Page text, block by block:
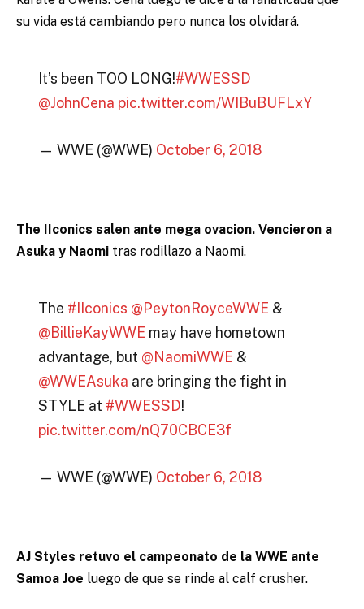
su vida está cambiando pero nunca los olvidará.
It’s been TOO LONG!#WWESSD
@JohnCena pic.twitter.com/WIBuBUFLxY
— WWE (@WWE) October 6, 2018
The IIconics salen ante mega ovacion. Vencieron a
Asuka y Naomi tras rodillazo a Naomi.
The #IIconics @PeytonRoyceWWE &
@BillieKayWWE may have hometown
advantage, but @NaomiWWE &
@WWEAsuka are bringing the fight in
STYLE at #WWESSD!
pic.twitter.com/nQ70CBCE3f
— WWE (@WWE) October 6, 2018
AJ Styles retuvo el campeonato de la WWE ante
Samoa Joe luego de que se rinde al calf crusher.